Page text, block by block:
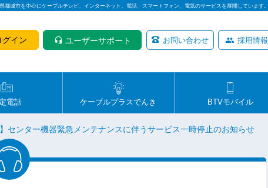
都城市を中心にケーブルテレビ、インターネット、電話、スマートフォン、電気のサービスを展開しています。
グイン ユーザーサポート お問い合わせ 採用情報
電話 ケーブルプラスでんき BTVモバイル
センター機器緊急メンテナンスに伴うサービス一時停止のお知らせ